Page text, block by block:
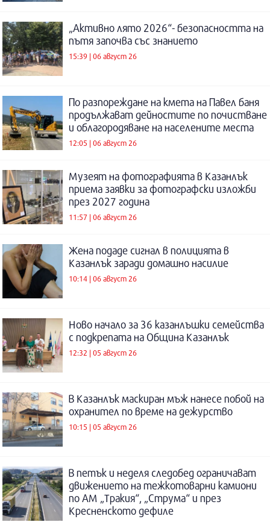
„Активно лято 2026“- безопасността на
пътя започва със знанието
15:39 | 06 август 26
По разпореждане на кмета на Павел баня
продължават дейностите по почистване
и облагородяване на населените места
12:05 | 06 август 26
Музеят на фотографията в Казанлък
приема заявки за фотографски изложби
през 2027 година
11:57 | 06 август 26
Жена подаде сигнал в полицията в
Казанлък заради домашно насилие
10:14 | 06 август 26
Ново начало за 36 казанлъшки семейства
с подкрепата на Община Казанлък
12:32 | 05 август 26
В Казанлък маскиран мъж нанесе побой на
охранител по време на дежурство
10:15 | 05 август 26
В петък и неделя следобед ограничават
движението на тежкотоварни камиони
по АМ „Тракия“, „Струма“ и през
Кресненското дефиле